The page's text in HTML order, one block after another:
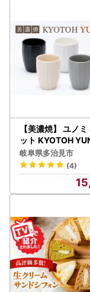
お届け先が変更
いたします。
ーーーーーーー
■多治見市ふるさ
TEL：050-8885-
メール：
【個人情報の取り
お寄せいただい
品発送に係る確認
で使用するもので
最低限の範囲にお
【ふるさと納税の
多治見市は令和7
【美濃焼】 ユノ
ット KYOTOH
【京陶窯業】食器
28]
岐阜県多治見市
(4)